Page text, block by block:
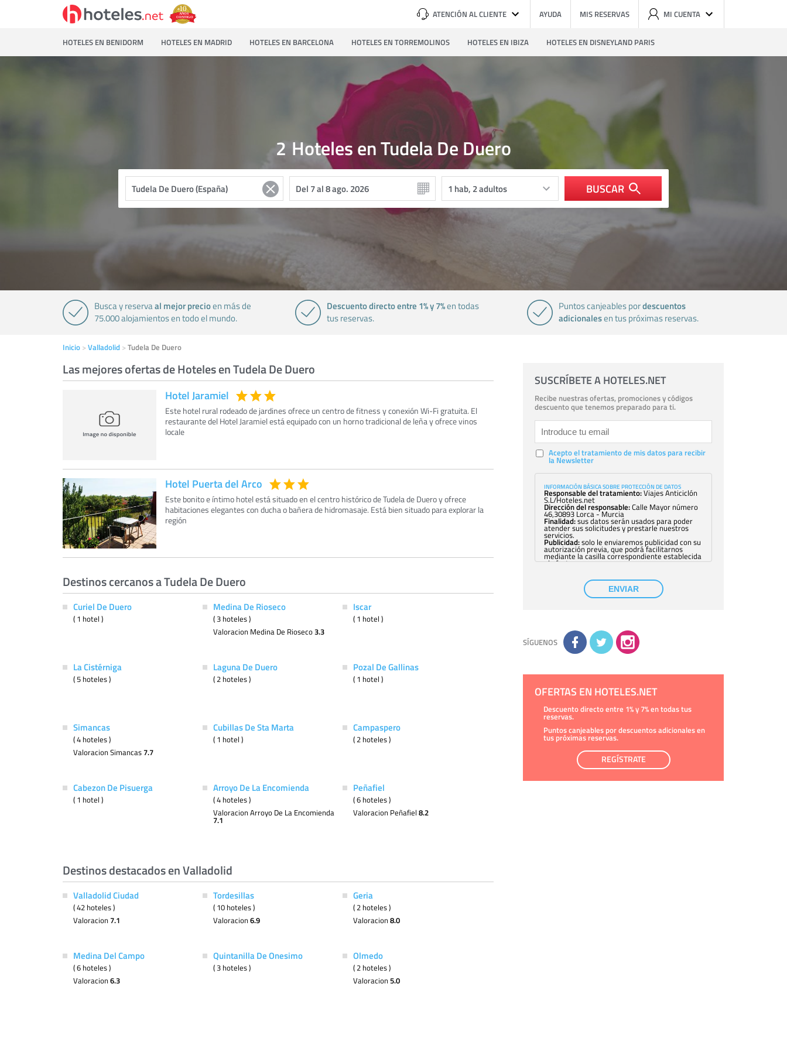
ATENCIÓN AL CLIENTE AYUDA MIS RESERVAS MI CUENTA
HOTELES EN BENIDORM HOTELES EN MADRID HOTELES EN BARCELONA HOTELES EN TORREMOLINOS HOTELES EN IBIZA HOTELES EN DISNEYLAND PARIS
Hoteles en Tudela De Duero
2
BUSCAR
Busca y reservaal mejor precioen más de
75.000 alojamientos en todo el mundo.
Descuento directo entre 1% y 7%en todas
tus reservas.
Puntos canjeables pordescuentos
adicionalesen tus próximas reservas.
Inicio Valladolid Tudela De Duero
Las mejores ofertas de Hoteles en Tudela De Duero
Hotel Jaramiel
Este hotel rural rodeado de jardines ofrece un centro de fitness y conexión Wi-Fi gratuita. El
restaurante del Hotel Jaramiel está equipado con un horno tradicional de leña y ofrece vinos
locale
Hotel Puerta del Arco
Este bonito e íntimo hotel está situado en el centro histórico de Tudela de Duero y ofrece
habitaciones elegantes con ducha o bañera de hidromasaje. Está bien situado para explorar la
región
Destinos cercanos a Tudela De Duero
Curiel De Duero
( 1 hotel )
Medina De Rioseco
( 3 hoteles )
Valoracion Medina De Rioseco3.3
Iscar
( 1 hotel )
La Cistérniga
( 5 hoteles )
Laguna De Duero
( 2 hoteles )
Pozal De Gallinas
( 1 hotel )
Simancas
( 4 hoteles )
Valoracion Simancas 7.7
Cubillas De Sta Marta
( 1 hotel )
Campaspero
( 2 hoteles )
Cabezon De Pisuerga
( 1 hotel )
Arroyo De La Encomienda
( 4 hoteles )
Valoracion Arroyo De La Encomienda
7.1
Peñafiel
( 6 hoteles )
Valoracion Peñafiel 8.2
Destinos destacados en Valladolid
Valladolid Ciudad
( 42 hoteles )
Valoracion 7.1
Tordesillas
( 10 hoteles )
Valoracion6.9
Geria
( 2 hoteles )
Valoracion8.0
Medina Del Campo
( 6 hoteles )
Valoracion6.3
Quintanilla De Onesimo
( 3 hoteles )
Olmedo
( 2 hoteles )
Valoracion5.0
SUSCRÍBETE A HOTELES.NET
Recibe nuestras ofertas, promociones y códigos
descuento que tenemos preparado para ti.
Acepto el tratamiento de mis datos para recibir
la Newsletter
INFORMACIÓN BÁSICA SOBRE PROTECCIÓN DE DATOS
Responsable del tratamiento:Viajes Anticiclón
S.L/Hoteles.net
Dirección del responsable:Calle Mayor número
46,30893 Lorca - Murcia
Finalidad:sus datos serán usados para poder
atender sus solicitudes y prestarle nuestros
servicios.
Publicidad:solo le enviaremos publicidad con su
autorización previa, que podrá facilitarnos
mediante la casilla correspondiente establecida
al efecto.
con su consentimiento previo, que podrá
facilitarnos mediante la casilla correspondiente
establecida al efecto.
Destinatarios:con carácter general, sólo el
Derechos:tiene derecho a saber qué
información tenemos sobre usted, corregirla y
eliminarla, tal y como se explica en la
información adicional disponible en nuestra
la información adicional y detallada sobre cómo
ENVIAR
SÍGUENOS
OFERTAS EN HOTELES.NET
Descuento directo entre 1% y 7% en todas tus
reservas.
Puntos canjeables por descuentos adicionales en
tus próximas reservas.
REGÍSTRATE